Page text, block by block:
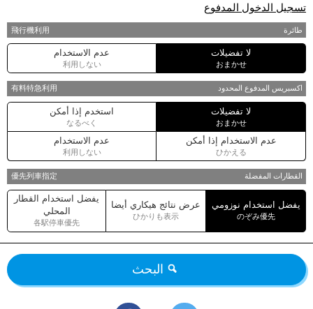
تسجيل الدخول المدفوع
طائرة 飛行機利用
لا تفضيلات
おまかせ
عدم الاستخدام
利用しない
اكسبريس المدفوع المحدود 有料特急利用
لا تفضيلات
おまかせ
استخدم إذا أمكن
なるべく
عدم الاستخدام إذا أمكن
ひかえる
عدم الاستخدام
利用しない
القطارات المفضلة 優先列車指定
يفضل استخدام نوزومي
のぞみ優先
عرض نتائج هيكاري أيضا
ひかりも表示
يفضل استخدام القطار
المحلي
各駅停車優先
البحث